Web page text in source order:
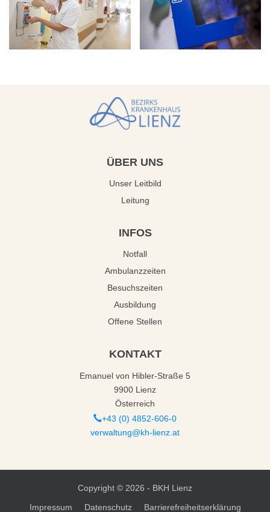
ÜBER UNS
Unser Leitbild
Leitung
INFOS
Notfall
Ambulanzzeiten
Besuchszeiten
Ausbildung
Offene Stellen
KONTAKT
Emanuel von Hibler-Straße 5
9900 Lienz
Österreich
+43 (0) 4852-606-0
verwaltung@kh-lienz.at
Copyright © 2026 - BKH Lienz
Impressum
Datenschutz Barrierefreiheitserklärung